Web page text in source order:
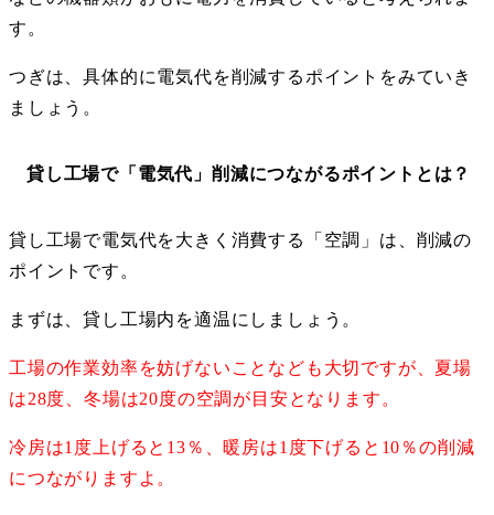
す。
つぎは、具体的に電気代を削減するポイントをみていき
ましょう。
貸し工場で「電気代」削減につながるポイントとは？
貸し工場で電気代を大きく消費する「空調」は、削減の
ポイントです。
まずは、貸し工場内を適温にしましょう。
工場の作業効率を妨げないことなども大切ですが、夏場
は28度、冬場は20度の空調が目安となります。
冷房は1度上げると13％、暖房は1度下げると10％の削減
につながりますよ。